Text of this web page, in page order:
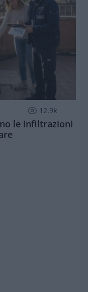
12.9k
le infiltrazioni